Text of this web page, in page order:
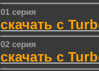
01 серия
скачать с
02 серия
скачать с